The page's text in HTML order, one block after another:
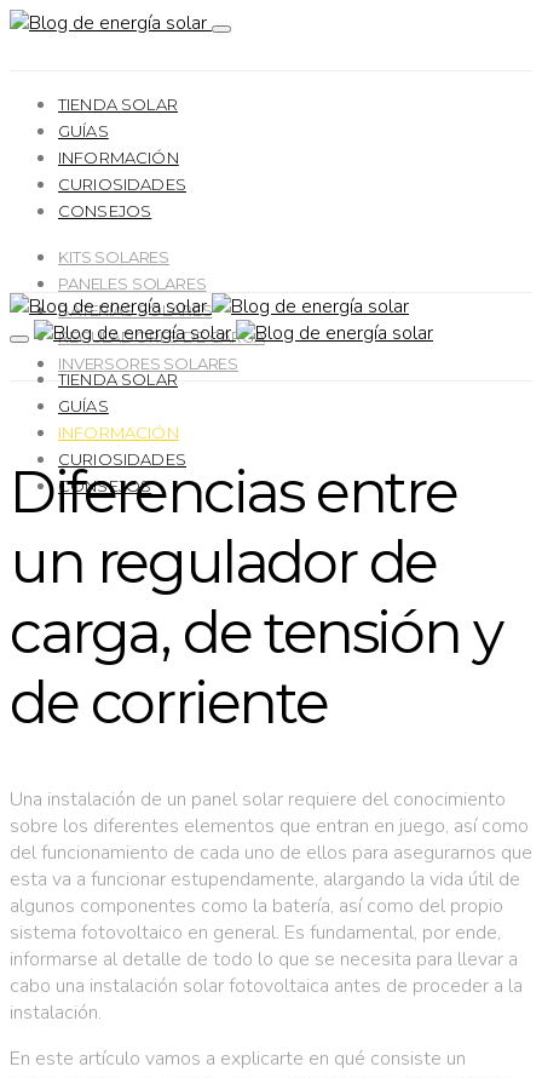
TIENDA SOLAR
GUÍAS
INFORMACIÓN
CURIOSIDADES
CONSEJOS
KITS SOLARES
PANELES SOLARES
BATERÍAS SOLARES
REGULADORES DE CARGA
INVERSORES SOLARES
TIENDA SOLAR
GUÍAS
INFORMACIÓN
CURIOSIDADES
CONSEJOS
Diferencias entre
un regulador de
carga, de tensión y
de corriente
Una instalación de un panel solar requiere del conocimiento
sobre los diferentes elementos que entran en juego, así como
del funcionamiento de cada uno de ellos para asegurarnos que
esta va a funcionar estupendamente, alargando la vida útil de
algunos componentes como la batería, así como del propio
sistema fotovoltaico en general. Es fundamental, por ende,
informarse al detalle de todo lo que se necesita para llevar a
cabo una instalación solar fotovoltaica antes de proceder a la
instalación.
En este artículo vamos a explicarte en qué consiste un